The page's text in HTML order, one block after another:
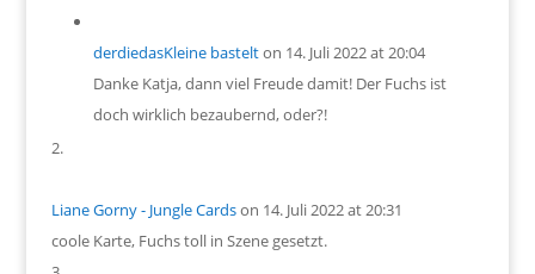
derdiedasKleine bastelton 14. Juli 2022 at 20:04
Danke Katja, dann viel Freude damit! Der Fuchs ist
doch wirklich bezaubernd, oder?!
Liane Gorny - Jungle Cardson 14. Juli 2022 at 20:31
coole Karte, Fuchs toll in Szene gesetzt.